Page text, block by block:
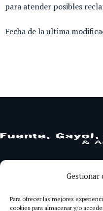
Gestionar
Para ofrecer las mejores
cookies para almacenar y/o
para atender posibles
Fecha de la ultima
Inicio